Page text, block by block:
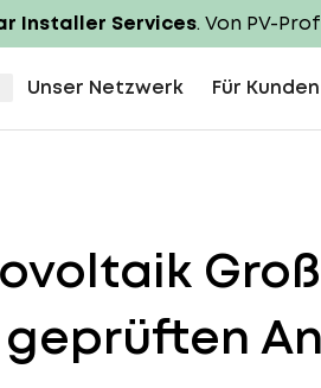
Installer Services. Von PV-
Unser Netzwerk Für Kunden
geprüften